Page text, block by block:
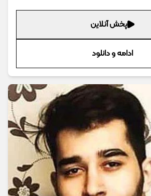
پخش آنلاین
ادامه و دانلود